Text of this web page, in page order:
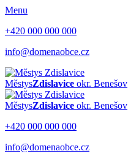
Menu
+420 000 000 000
info@domenaobce.cz
MěstysZdislavice okr. Benešov
MěstysZdislavice okr. Benešov
+420 000 000 000
info@domenaobce.cz